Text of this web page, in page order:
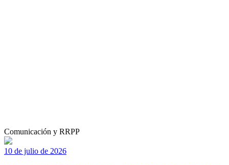
Comunicación y RRPP
10 de julio de 2026